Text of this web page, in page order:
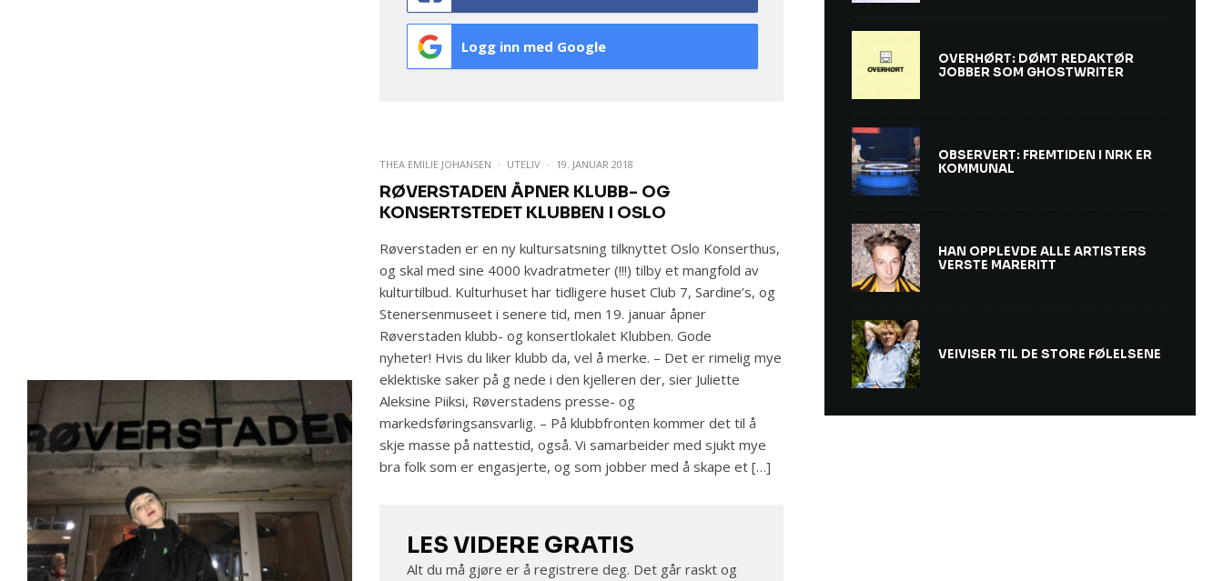
Logg inn med Google
THEA EMILIE JOHANSEN · UTELIV · 19. JANUAR 2018
RØVERSTADEN ÅPNER KLUBB- OG
KONSERTSTEDET KLUBBEN I OSLO
Røverstaden er en ny kultursatsning tilknyttet Oslo Konserthus,
og skal med sine 4000 kvadratmeter (!!!) tilby et mangfold av
kulturtilbud. Kulturhuset har tidligere huset Club 7, Sardine’s, og
Stenersenmuseet i senere tid, men 19. januar åpner
Røverstaden klubb- og konsertlokalet Klubben. Gode
nyheter! Hvis du liker klubb da, vel å merke. – Det er rimelig mye
eklektiske saker på g nede i den kjelleren der, sier Juliette
Aleksine Piiksi, Røverstadens presse- og
markedsføringsansvarlig. – På klubbfronten kommer det til å
skje masse på nattestid, også. Vi samarbeider med sjukt mye
bra folk som er engasjerte, og som jobber med å skape et […]
LES VIDERE GRATIS
Alt du må gjøre er å registrere deg. Det går raskt og
OVERHØRT: DØMT REDAKTØR
JOBBER SOM GHOSTWRITER
OBSERVERT: FREMTIDEN I NRK ER
KOMMUNAL
HAN OPPLEVDE ALLE ARTISTERS
VERSTE MARERITT
VEIVISER TIL DE STORE FØLELSENE